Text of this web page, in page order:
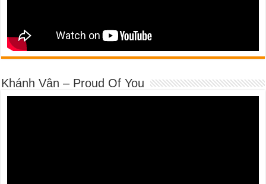
Khánh Vân – Proud Of You